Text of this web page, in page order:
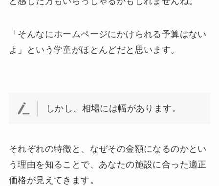
「そんなにホームページにかけられる予算はない
よ」という学童がほとんどだと思います。
しかし、相場には幅があります。
それぞれの特徴と、なぜその金額になるのかとい
う理由を知ることで、あなたの施設に合った適正
価格が見えてきます。